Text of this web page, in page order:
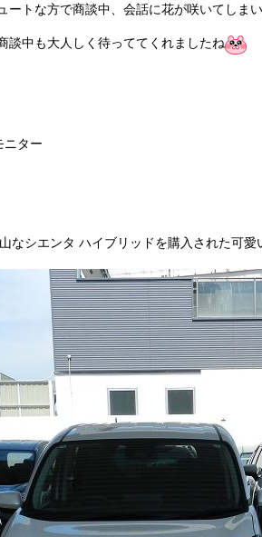
ートな方で商談中、会話に花が咲いてしま
談中も大人しく待っててくれましたね
ニター
なシエンタ ハイブリッドを購入された可愛